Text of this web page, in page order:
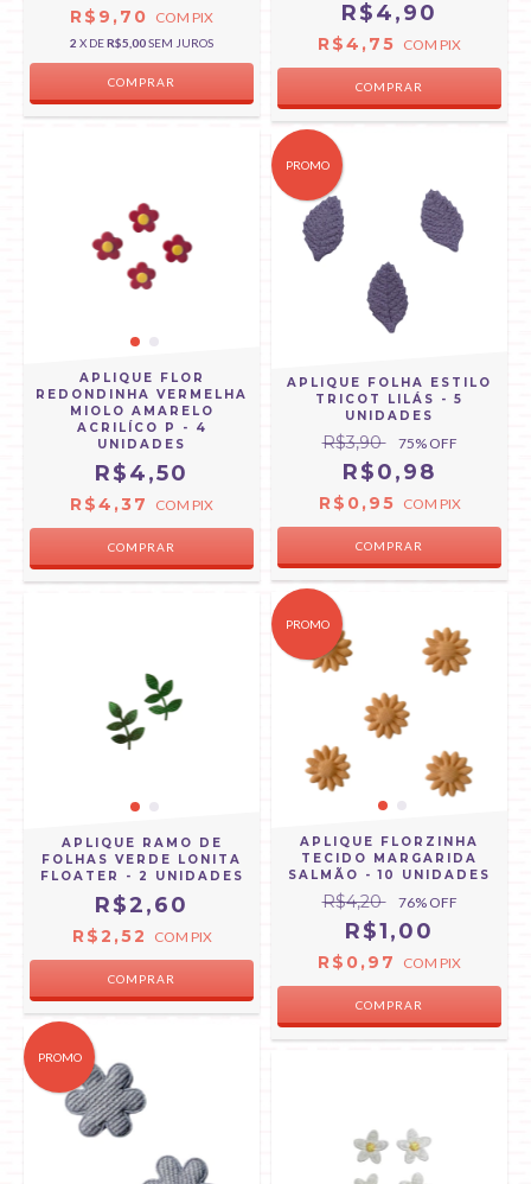
R$9,70 COM PIX
2 X DER$5,00SEM JUROS
R$4,90
R$4,75 COM PIX
APLIQUE FLOR
REDONDINHA VERMELHA
MIOLO AMARELO
ACRILÍCO P - 4
UNIDADES
R$4,50
R$4,37 COM PIX
PROMO
APLIQUE FOLHA ESTILO
TRICOT LILÁS - 5
UNIDADES
R$3,90 75% OFF
R$0,98
R$0,95 COM PIX
APLIQUE RAMO DE
FOLHAS VERDE LONITA
FLOATER - 2 UNIDADES
R$2,60
R$2,52 COM PIX
PROMO
APLIQUE FLORZINHA
TECIDO MARGARIDA
SALMÃO - 10 UNIDADES
R$4,20 76% OFF
R$1,00
R$0,97 COM PIX
PROMO